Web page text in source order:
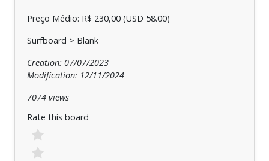
Preço Médio: R$ 230,00 (USD 58.00)
Surfboard > Blank
Creation: 07/07/2023
Modification: 12/11/2024
7074 views
Rate this board